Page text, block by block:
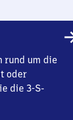
rund um die
oder
die 3-S-